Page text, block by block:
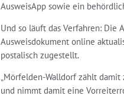
AusweisApp sowie ein
Und so läuft das Verfahren:
Ausweisdokument online
postalisch zugestellt.
„Mörfelden-Walldorf zählt
und nimmt damit eine